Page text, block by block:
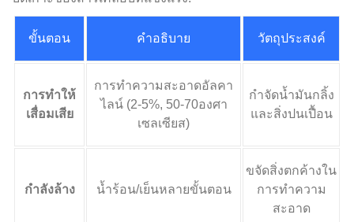
ขั้นตอน คำอธิบาย วัตถุประสงค์
การทำให้
เสื่อมเสีย
การทำความสะอาดอัลคา
ไลน์ (2-5%, 50-70องศา
เซลเซียส)
กำจัดน้ำมันกลิ้ง
และสิ่งปนเปื้อน
กำลังล้าง น้ำร้อน/เย็นหลายขั้นตอน
ขจัดสิ่งตกค้างใน
การทำความ
สะอาด